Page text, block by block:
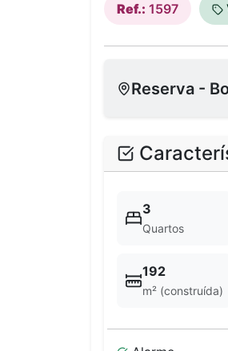
Ref.: 1597
Reserva -
3
Quartos
192
m² (construída)